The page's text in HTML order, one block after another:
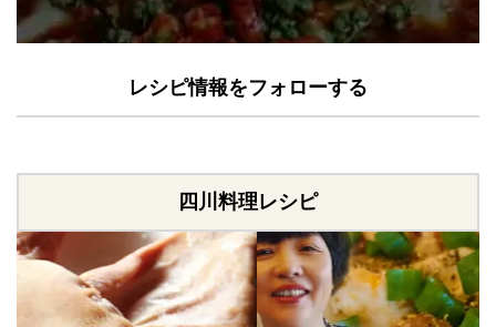
レシピ情報をフォローする
四川料理レシピ